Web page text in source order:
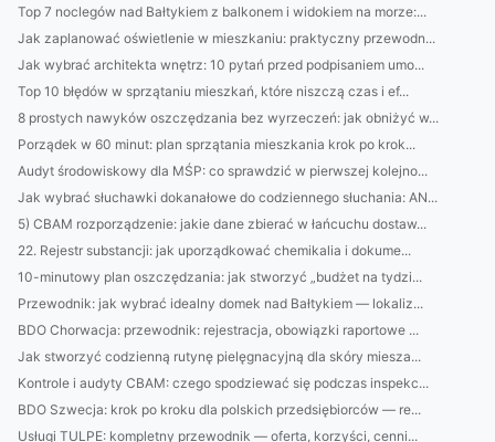
Top 7 noclegów nad Bałtykiem z balkonem i widokiem na morze:...
Jak zaplanować oświetlenie w mieszkaniu: praktyczny przewodn...
Jak wybrać architekta wnętrz: 10 pytań przed podpisaniem umo...
Top 10 błędów w sprzątaniu mieszkań, które niszczą czas i ef...
8 prostych nawyków oszczędzania bez wyrzeczeń: jak obniżyć w...
Porządek w 60 minut: plan sprzątania mieszkania krok po krok...
Audyt środowiskowy dla MŚP: co sprawdzić w pierwszej kolejno...
Jak wybrać słuchawki dokanałowe do codziennego słuchania: AN...
5) CBAM rozporządzenie: jakie dane zbierać w łańcuchu dostaw...
22. Rejestr substancji: jak uporządkować chemikalia i dokume...
10-minutowy plan oszczędzania: jak stworzyć „budżet na tydzi...
Przewodnik: jak wybrać idealny domek nad Bałtykiem — lokaliz...
BDO Chorwacja: przewodnik: rejestracja, obowiązki raportowe ...
Jak stworzyć codzienną rutynę pielęgnacyjną dla skóry miesza...
Kontrole i audyty CBAM: czego spodziewać się podczas inspekc...
BDO Szwecja: krok po kroku dla polskich przedsiębiorców — re...
Usługi TULPE: kompletny przewodnik — oferta, korzyści, cenni...